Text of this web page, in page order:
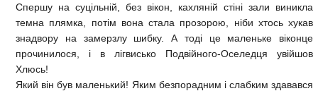
Спершу на суцільній, без вікон, кахляній стіні зали виникла
темна плямка, потім вона стала прозорою, ніби хтось хукав
знадвору на замерзлу шибку. А тоді це маленьке віконце
прочинилося, і в лігвисько Подвійного-Оселедця увійшов
Хлюсь!
Який він був маленький! Яким безпорадним і слабким здавався